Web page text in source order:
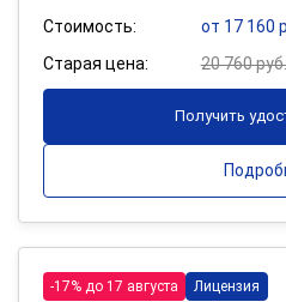
Стоимость:
от 17 160
Старая цена:
20 760 руб.
Получить
-17% до 17 августа Лицензия